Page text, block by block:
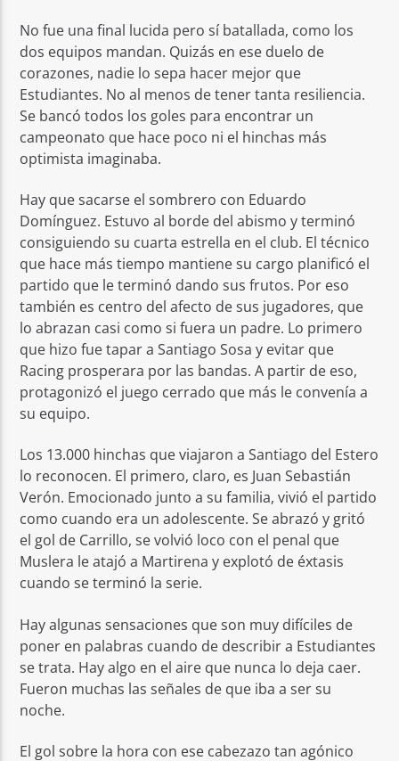
No fue una final lucida pero sí batallada, como los
dos equipos mandan. Quizás en ese duelo de
corazones, nadie lo sepa hacer mejor que
Estudiantes. No al menos de tener tanta resiliencia.
Se bancó todos los goles para encontrar un
campeonato que hace poco ni el hinchas más
optimista imaginaba.
Hay que sacarse el sombrero con Eduardo
Domínguez. Estuvo al borde del abismo y terminó
consiguiendo su cuarta estrella en el club. El técnico
que hace más tiempo mantiene su cargo planificó el
partido que le terminó dando sus frutos. Por eso
también es centro del afecto de sus jugadores, que
lo abrazan casi como si fuera un padre. Lo primero
que hizo fue tapar a Santiago Sosa y evitar que
Racing prosperara por las bandas. A partir de eso,
protagonizó el juego cerrado que más le convenía a
su equipo.
Los 13.000 hinchas que viajaron a Santiago del Estero
lo reconocen. El primero, claro, es Juan Sebastián
Verón. Emocionado junto a su familia, vivió el partido
como cuando era un adolescente. Se abrazó y gritó
el gol de Carrillo, se volvió loco con el penal que
Muslera le atajó a Martirena y explotó de éxtasis
cuando se terminó la serie.
Hay algunas sensaciones que son muy difíciles de
poner en palabras cuando de describir a Estudiantes
se trata. Hay algo en el aire que nunca lo deja caer.
Fueron muchas las señales de que iba a ser su
noche.
El gol sobre la hora con ese cabezazo tan agónico